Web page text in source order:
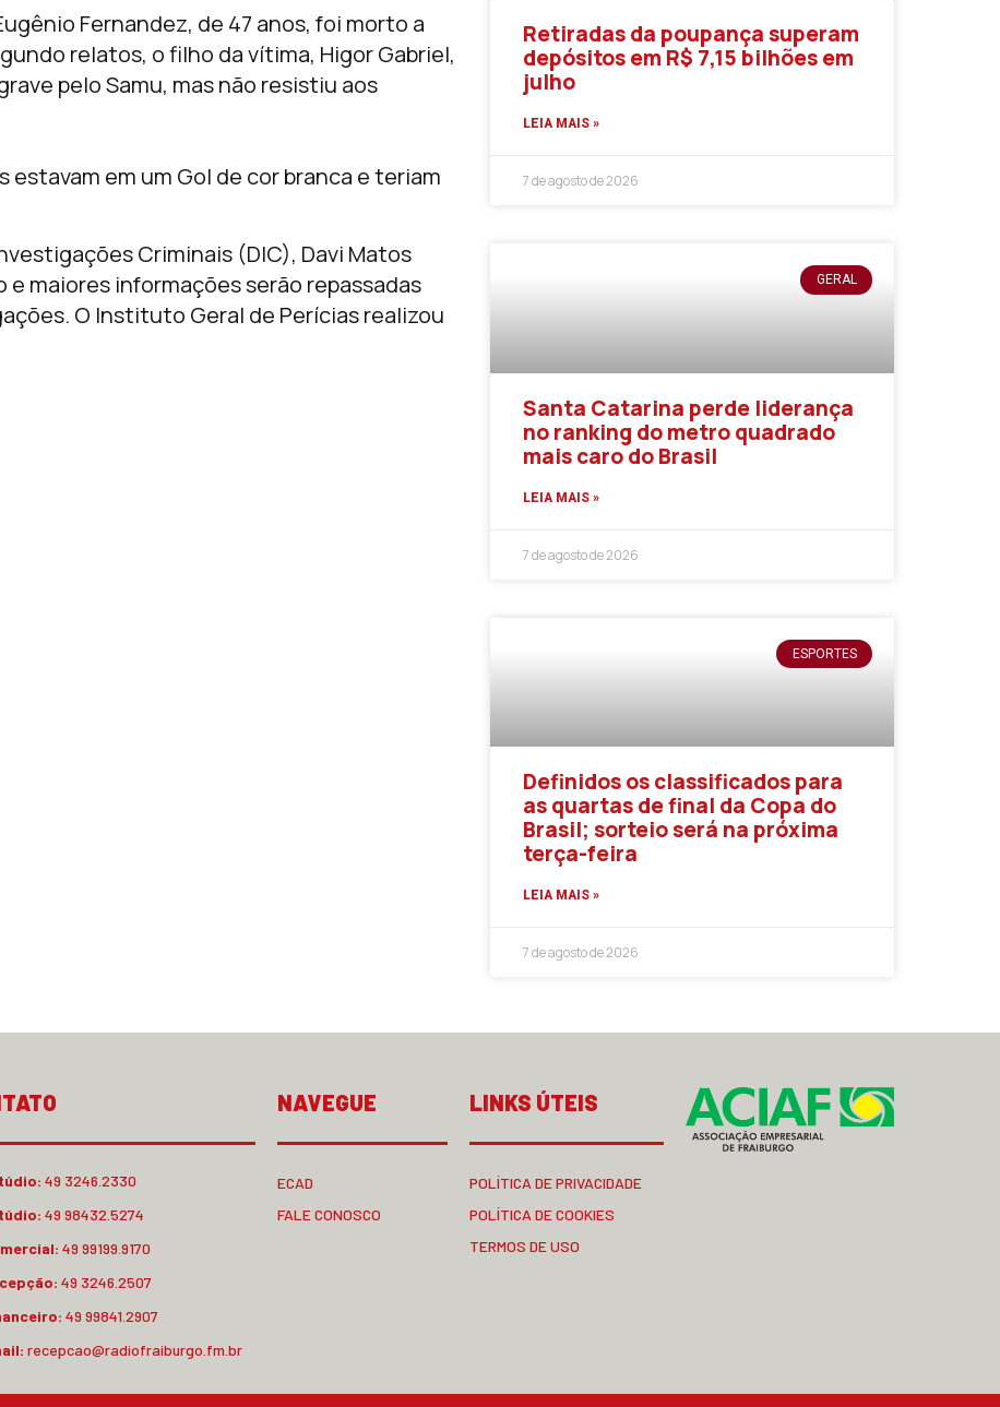
Fernandez, de 47 anos, foi morto a
relatos, o filho da vítima, Higor Gabriel,
pelo Samu, mas não resistiu aos
em um Gol de cor branca e teriam
Criminais (DIC), Davi Matos
maiores informações serão repassadas
O Instituto Geral de Perícias realizou
Retiradas da poupança superam
depósitos em R$ 7,15 bilhões em
julho
LEIA MAIS »
7 de agosto de 2026
GERAL
Santa Catarina perde liderança
no ranking do metro quadrado
mais caro do Brasil
LEIA MAIS »
7 de agosto de 2026
ESPORTES
Definidos os classificados para
as quartas de final da Copa do
Brasil; sorteio será na próxima
terça-feira
LEIA MAIS »
7 de agosto de 2026
49 3246.2330
49 98432.5274
49 99199.9170
49 3246.2507
49 99841.2907
recepcao@radiofraiburgo.fm.br
NAVEGUE
ECAD
FALE CONOSCO
LINKS ÚTEIS
POLÍTICA DE PRIVACIDADE
POLÍTICA DE COOKIES
TERMOS DE USO